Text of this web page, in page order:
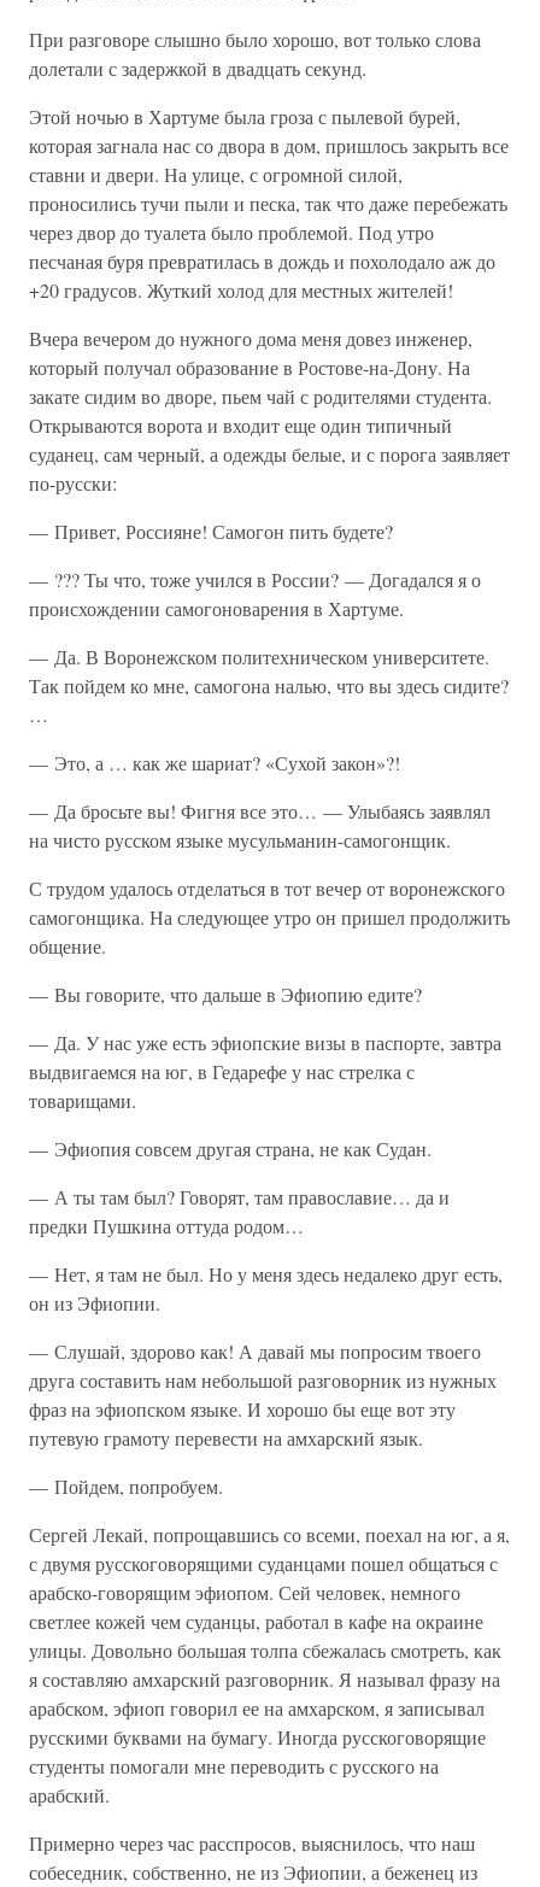
При разговоре слышно было хорошо, вот только слова
долетали с задержкой в двадцать секунд.
Этой ночью в Хартуме была гроза с пылевой бурей,
которая загнала нас со двора в дом, пришлось закрыть все
ставни и двери. На улице, с огромной силой,
проносились тучи пыли и песка, так что даже перебежать
через двор до туалета было проблемой. Под утро
песчаная буря превратилась в дождь и похолодало аж до
+20 градусов. Жуткий холод для местных жителей!
Вчера вечером до нужного дома меня довез инженер,
который получал образование в Ростове-на-Дону. На
закате сидим во дворе, пьем чай с родителями студента.
Открываются ворота и входит еще один типичный
суданец, сам черный, а одежды белые, и с порога заявляет
по-русски:
— Привет, Россияне! Самогон пить будете?
— ??? Ты что, тоже учился в России? — Догадался я о
происхождении самогоноварения в Хартуме.
— Да. В Воронежском политехническом университете.
Так пойдем ко мне, самогона налью, что вы здесь сидите?
…
— Это, а … как же шариат? «Сухой закон»?!
— Да бросьте вы! Фигня все это… — Улыбаясь заявлял
на чисто русском языке мусульманин-самогонщик.
С трудом удалось отделаться в тот вечер от воронежского
самогонщика. На следующее утро он пришел продолжить
общение.
— Вы говорите, что дальше в Эфиопию едите?
— Да. У нас уже есть эфиопские визы в паспорте, завтра
выдвигаемся на юг, в Гедарефе у нас стрелка с
товарищами.
— Эфиопия совсем другая страна, не как Судан.
— А ты там был? Говорят, там православие… да и
предки Пушкина оттуда родом…
— Нет, я там не был. Но у меня здесь недалеко друг есть,
он из Эфиопии.
— Слушай, здорово как! А давай мы попросим твоего
друга составить нам небольшой разговорник из нужных
фраз на эфиопском языке. И хорошо бы еще вот эту
путевую грамоту перевести на амхарский язык.
— Пойдем, попробуем.
Сергей Лекай, попрощавшись со всеми, поехал на юг, а я,
с двумя русскоговорящими суданцами пошел общаться с
арабско-говорящим эфиопом. Сей человек, немного
светлее кожей чем суданцы, работал в кафе на окраине
улицы. Довольно большая толпа сбежалась смотреть, как
я составляю амхарский разговорник. Я называл фразу на
арабском, эфиоп говорил ее на амхарском, я записывал
русскими буквами на бумагу. Иногда русскоговорящие
студенты помогали мне переводить с русского на
арабский.
Примерно через час расспросов, выяснилось, что наш
собеседник, собственно, не из Эфиопии, а беженец из